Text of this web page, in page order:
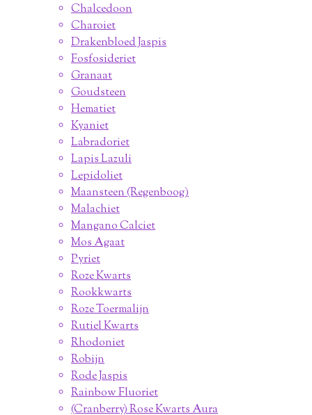
Chalcedoon
Charoiet
Drakenbloed Jaspis
Fosfosideriet
Granaat
Goudsteen
Hematiet
Kyaniet
Labradoriet
Lapis Lazuli
Lepidoliet
Maansteen (Regenboog)
Malachiet
Mangano Calciet
Mos Agaat
Pyriet
Roze Kwarts
Rookkwarts
Roze Toermalijn
Rutiel Kwarts
Rhodoniet
Robijn
Rode Jaspis
Rainbow Fluoriet
(Cranberry) Rose Kwarts Aura